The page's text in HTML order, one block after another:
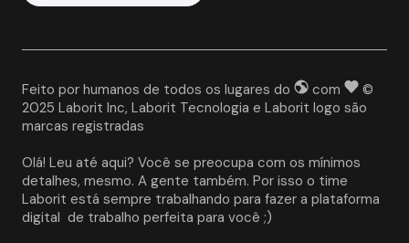
Feito por humanos de todos os lugares do com
©
2025 Laborit Inc, Laborit Tecnologia e Laborit logo são
marcas registradas
Olá! Leu até aqui? Você se preocupa com os mínimos
detalhes, mesmo. A gente também. Por isso o time
Laborit está sempre trabalhando para fazer a plataforma
digital  de trabalho perfeita para você ;)